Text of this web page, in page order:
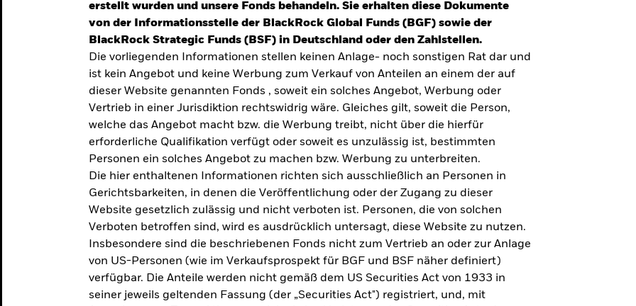
TRENDS & IDEEN
Entdecken Sie unsere
makroökonomischen
Einschätzungen und Anlageideen.
Aktuelle Einschätzungen
UMFRAGE ZUR ALTERSVORSORGE 2025
Realitätscheck Altersvorsorge. Wie
steht es um Ihre Altersvorsorge?
Zu den Ergebnissen
erstellt wurden und unsere Fonds behandeln. Sie erhalten diese Dokumente
von der Informationsstelle der BlackRock Global Funds (BGF) sowie der
BlackRock Strategic Funds (BSF) in Deutschland oder den Zahlstellen.
Die vorliegenden Informationen stellen keinen Anlage- noch sonstigen Rat dar und
ist kein Angebot und keine Werbung zum Verkauf von Anteilen an einem der auf
dieser Website genannten Fonds , soweit ein solches Angebot, Werbung oder
Vertrieb in einer Jurisdiktion rechtswidrig wäre. Gleiches gilt, soweit die Person,
welche das Angebot macht bzw. die Werbung treibt, nicht über die hierfür
erforderliche Qualifikation verfügt oder soweit es unzulässig ist, bestimmten
Personen ein solches Angebot zu machen bzw. Werbung zu unterbreiten.
Die hier enthaltenen Informationen richten sich ausschließlich an Personen in
Gerichtsbarkeiten, in denen die Veröffentlichung oder der Zugang zu dieser
Website gesetzlich zulässig und nicht verboten ist. Personen, die von solchen
Verboten betroffen sind, wird es ausdrücklich untersagt, diese Website zu nutzen.
Insbesondere sind die beschriebenen Fonds nicht zum Vertrieb an oder zur Anlage
von US-Personen (wie im Verkaufsprospekt für BGF und BSF näher definiert)
verfügbar. Die Anteile werden nicht gemäß dem US Securities Act von 1933 in
seiner jeweils geltenden Fassung (der „Securities Act") registriert, und, mit